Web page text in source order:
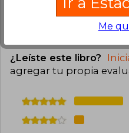
Cargar más opiniones
¿Leíste este libro?
agregar tu propia
Me